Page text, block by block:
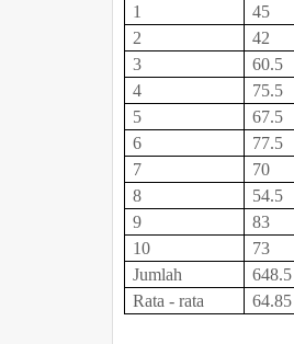
1
45
2
42
3
60.5
4
75.5
5
67.5
6
77.5
7
70
8
54.5
9
83
10
73
Jumlah
648.5
Rata - rata
64.85